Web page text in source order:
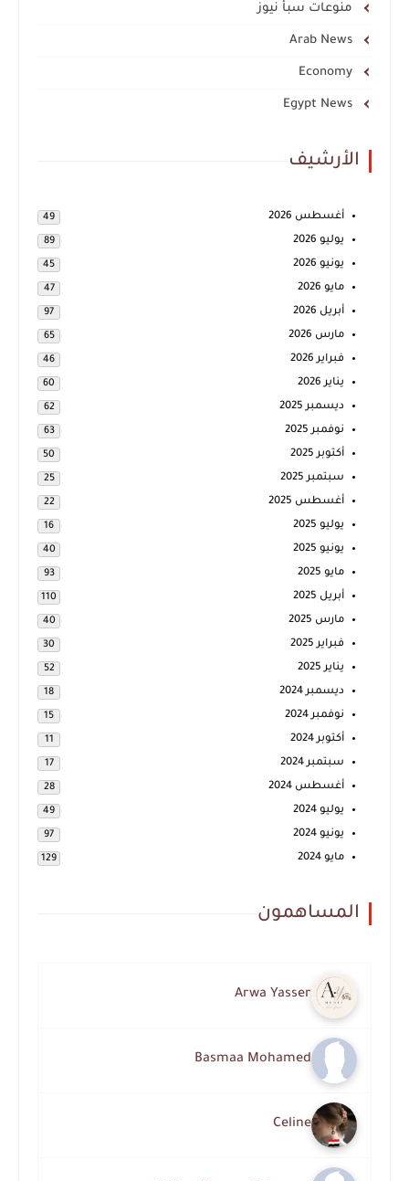
منوعات سبأ نيوز
Arab News
Economy
Egypt News
الأرشيف
أغسطس 2026 49
يوليو 2026 89
يونيو 2026 45
مايو 2026 47
أبريل 2026 97
مارس 2026 65
فبراير 2026 46
يناير 2026 60
ديسمبر 2025 62
نوفمبر 2025 63
أكتوبر 2025 50
سبتمبر 2025 25
أغسطس 2025 22
يوليو 2025 16
يونيو 2025 40
مايو 2025 93
أبريل 2025 110
مارس 2025 40
فبراير 2025 30
يناير 2025 52
ديسمبر 2024 18
نوفمبر 2024 15
أكتوبر 2024 11
سبتمبر 2024 17
أغسطس 2024 28
يوليو 2024 49
يونيو 2024 97
مايو 2024 129
المساهمون
Arwa Yasser
Basmaa Mohamed
Celine